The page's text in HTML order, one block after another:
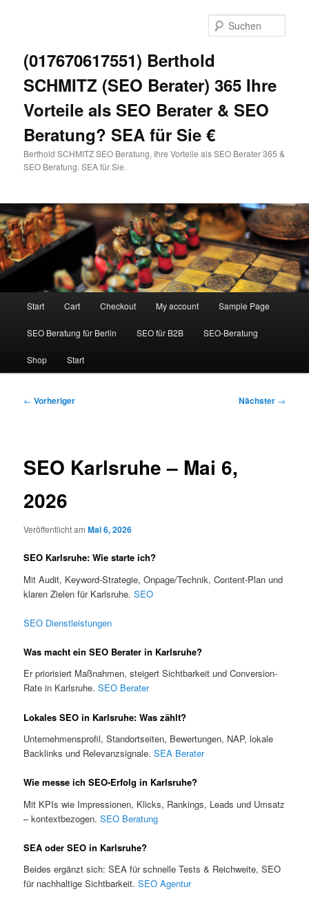
(017670617551) Berthold
SCHMITZ (SEO Berater) 365 Ihre
Vorteile als SEO Berater & SEO
Beratung? SEA für Sie €
Berthold SCHMITZ SEO Beratung, Ihre Vorteile als SEO Berater 365 &
SEO Beratung. SEA für Sie.
Start Cart Checkout My account Sample Page
SEO Beratung für Berlin SEO für B2B SEO-Beratung
Shop Start
Beitragsnavigation
← Vorheriger Nächster →
SEO Karlsruhe – Mai 6,
2026
Veröffentlicht amMai 6, 2026
SEO Karlsruhe: Wie starte ich?
Mit Audit, Keyword-Strategie, Onpage/Technik, Content-Plan und
klaren Zielen für Karlsruhe.SEO
SEO Dienstleistungen
Was macht ein SEO Berater in Karlsruhe?
Er priorisiert Maßnahmen, steigert Sichtbarkeit und Conversion-
Rate in Karlsruhe.SEO Berater
Lokales SEO in Karlsruhe: Was zählt?
Unternehmensprofil, Standortseiten, Bewertungen, NAP, lokale
Backlinks und Relevanzsignale.SEA Berater
Wie messe ich SEO-Erfolg in Karlsruhe?
Mit KPIs wie Impressionen, Klicks, Rankings, Leads und Umsatz
– kontextbezogen.SEO Beratung
SEA oder SEO in Karlsruhe?
Beides ergänzt sich: SEA für schnelle Tests & Reichweite, SEO
für nachhaltige Sichtbarkeit.SEO Agentur